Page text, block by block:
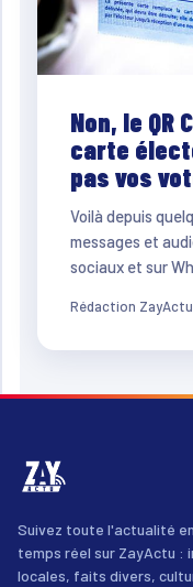
Non, le QR
carte
pas vos
Voilà depuis
messages et
sociaux et sur
Rédaction ZayActu
Suivez toute l'actualité en
temps réel sur ZayActu :
locales, faits divers,